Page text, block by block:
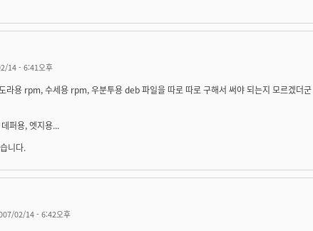
14 - 6:41오후
라용 rpm, 수세용 rpm, 우분투용 deb 파일을 따로 따로 구해서 써야 되는지 모르겠더군
퍼용, 엣지용...
니다.
02/14 - 6:42오후